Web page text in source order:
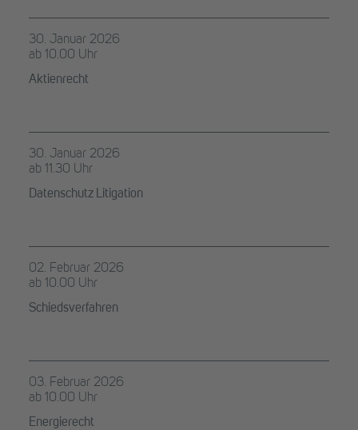
30. Januar 2026
ab 10.00 Uhr
Aktienrecht
30. Januar 2026
ab 11.30 Uhr
Datenschutz Litigation
02. Februar 2026
ab 10.00 Uhr
Schiedsverfahren
03. Februar 2026
ab 10.00 Uhr
Energierecht